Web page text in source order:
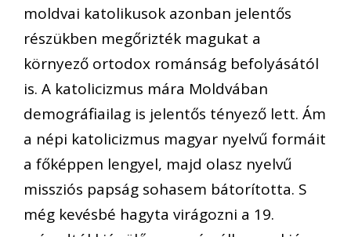
moldvai katolikusok azonban jelentős
részükben megőrizték magukat a
környező ortodox románság befolyásától
is. A katolicizmus mára Moldvában
demográfiailag is jelentős tényező lett. Ám
a népi katolicizmus magyar nyelvű formáit
a főképpen lengyel, majd olasz nyelvű
missziós papság sohasem bátorította. S
még kevésbé hagyta virágozni a 19.